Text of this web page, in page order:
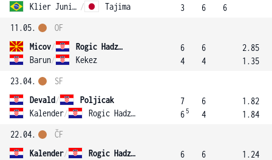
Klier Junior / Tajima
3
6
6
11.05.
Micov/
Rogic Hadzalic
Barun/ Kekez
OF
6
4
6
4
2.85
1.35
23.04.
Devald/
Poljicak
Kalender/ Rogic Hadzalic
SF
7
6 5
6
4
1.82
1.84
22.04.
Kalender/
Rogic Hadzalic
ČF
6
6
1.24